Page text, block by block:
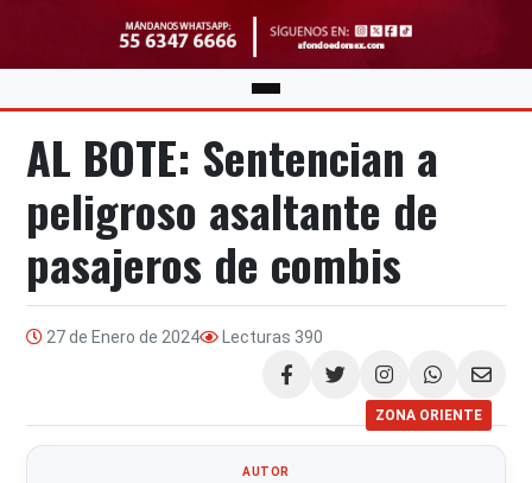
AL BOTE: Sentencian a
peligroso asaltante de
pasajeros de combis
27 de Enero de 2024 Lecturas 390
Compartir
ZONA ORIENTE
AUTOR